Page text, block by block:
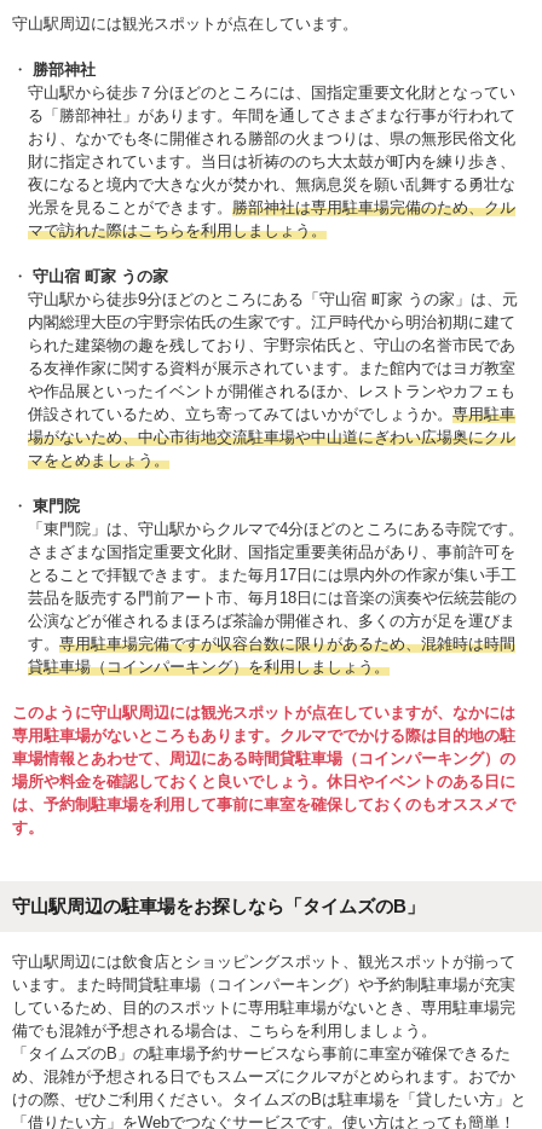
守山駅周辺には観光スポットが点在しています。
勝部神社
守山駅から徒歩７分ほどのところには、国指定重要文化財となってい
る「勝部神社」があります。年間を通してさまざまな行事が行われて
おり、なかでも冬に開催される勝部の火まつりは、県の無形民俗文化
財に指定されています。当日は祈祷ののち大太鼓が町内を練り歩き、
夜になると境内で大きな火が焚かれ、無病息災を願い乱舞する勇壮な
光景を見ることができます。 勝部神社は専用駐車場完備のため、クル
マで訪れた際はこちらを利用しましょう。
守山宿 町家 うの家
守山駅から徒歩9分ほどのところにある「守山宿 町家 うの家」は、元
内閣総理大臣の宇野宗佑氏の生家です。江戸時代から明治初期に建て
られた建築物の趣を残しており、宇野宗佑氏と、守山の名誉市民であ
る友禅作家に関する資料が展示されています。また館内ではヨガ教室
や作品展といったイベントが開催されるほか、レストランやカフェも
併設されているため、立ち寄ってみてはいかがでしょうか。 専用駐車
場がないため、中心市街地交流駐車場や中山道にぎわい広場奥にクル
マをとめましょう。
東門院
「東門院」は、守山駅からクルマで4分ほどのところにある寺院です。
さまざまな国指定重要文化財、国指定重要美術品があり、事前許可を
とることで拝観できます。また毎月17日には県内外の作家が集い手工
芸品を販売する門前アート市、毎月18日には音楽の演奏や伝統芸能の
公演などが催されるまほろば茶論が開催され、多くの方が足を運びま
す。 専用駐車場完備ですが収容台数に限りがあるため、混雑時は時間
貸駐車場（コインパーキング）を利用しましょう。
このように守山駅周辺には観光スポットが点在していますが、なかには
専用駐車場がないところもあります。クルマででかける際は目的地の駐
車場情報とあわせて、周辺にある時間貸駐車場（コインパーキング）の
場所や料金を確認しておくと良いでしょう。休日やイベントのある日に
は、予約制駐車場を利用して事前に車室を確保しておくのもオススメで
す。
守山駅周辺の駐車場をお探しなら「タイムズのB」
守山駅周辺には飲食店とショッピングスポット、観光スポットが揃って
います。また時間貸駐車場（コインパーキング）や予約制駐車場が充実
しているため、目的のスポットに専用駐車場がないとき、専用駐車場完
備でも混雑が予想される場合は、こちらを利用しましょう。
「タイムズのB」の駐車場予約サービスなら事前に車室が確保できるた
め、混雑が予想される日でもスムーズにクルマがとめられます。おでか
けの際、ぜひご利用ください。タイムズのBは駐車場を「貸したい方」と
「借りたい方」をWebでつなぐサービスです。使い方はとっても簡単！